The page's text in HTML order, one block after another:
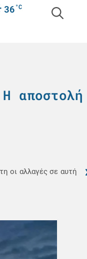
36°C
οι αλλαγές σε αυτή